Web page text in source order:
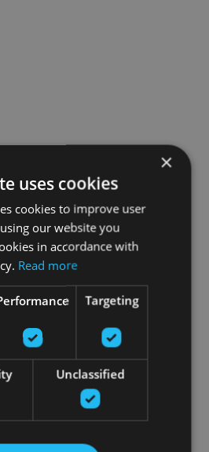
×
uses cookies
cookies to improve user
our website you
in accordance with
Read more
Targeting
Unclassified